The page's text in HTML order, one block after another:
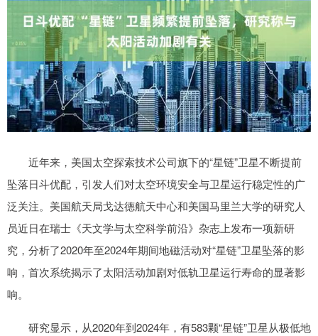
近年来，美国太空探索技术公司旗下的“星链”卫星不断提前
坠落日斗优配，引发人们对太空环境安全与卫星运行稳定性的广
泛关注。美国航天局戈达德航天中心和美国马里兰大学的研究人
员近日在瑞士《天文学与太空科学前沿》杂志上发布一项新研
究，分析了2020年至2024年期间地磁活动对“星链”卫星坠落的影
响，首次系统揭示了太阳活动加剧对低轨卫星运行寿命的显著影
响。
研究显示，从2020年到2024年，有583颗“星链”卫星从极低地